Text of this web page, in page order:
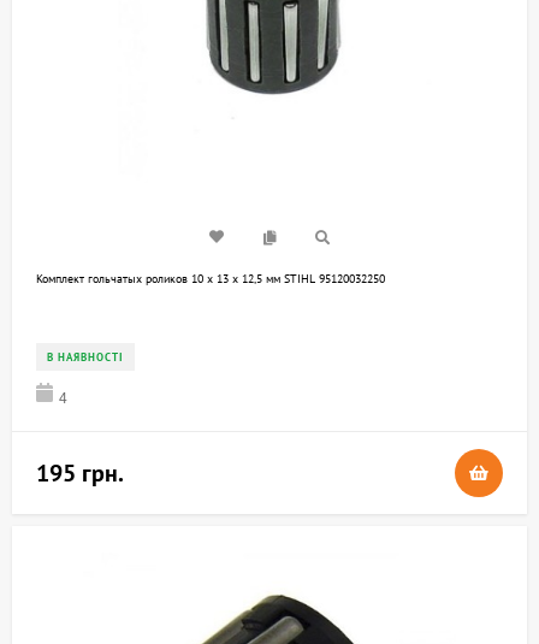
Комплект гольчатых роликов 10 х 13 х 12,5 мм STIHL 95120032250
В НАЯВНОСТІ
4
195 грн.